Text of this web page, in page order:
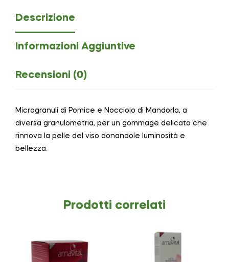
Descrizione
Informazioni Aggiuntive
Recensioni (0)
Microgranuli di Pomice e Nocciolo di Mandorla, a
diversa granulometria, per un gommage delicato che
rinnova la pelle del viso donandole luminosità e
bellezza.
Prodotti correlati